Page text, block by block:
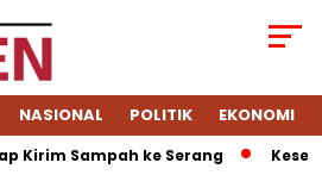
NASIONAL POLITIK EKONOMI
Kirim Sampah ke Serang